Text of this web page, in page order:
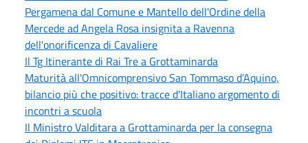
Pergamena dal Comune e Mantello dell'Ordine della
Mercede ad Angela Rosa insignita a Ravenna
dell'onorificenza di Cavaliere
Il Tg Itinerante di Rai Tre a Grottaminarda
Maturità all'Omnicomprensivo San Tommaso d’Aquino,
bilancio più che positivo: tracce d'Italiano argomento di
incontri a scuola
Il Ministro Valditara a Grottaminarda per la consegna